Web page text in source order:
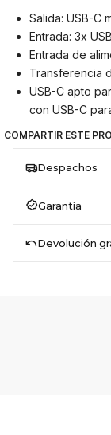
Salida: USB-C
Entrada: 3x
Entrada de
Transferencia
USB-C apto
con USB-C
COMPARTIR ESTE
Despachos
Garantía
Devolución